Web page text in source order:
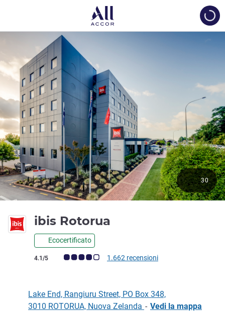
ibis Rotorua
Ecocertificato
Giudizio clienti (Valutazione ALL)
4.1/5 1.662 recensioni
30
Lake End, Rangiuru Street, PO Box 348,
3010 ROTORUA, Nuova Zelanda - Vedi la mappa